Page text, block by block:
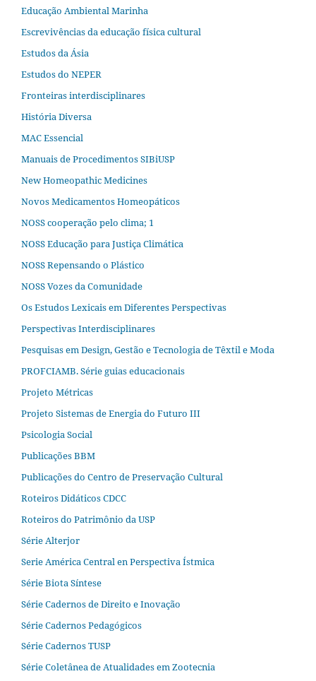
Educação Ambiental Marinha
Escrevivências da educação física cultural
Estudos da Ásia​
Estudos do NEPER
Fronteiras interdisciplinares
História Diversa
MAC Essencial
Manuais de Procedimentos SIBiUSP
New Homeopathic Medicines
Novos Medicamentos Homeopáticos
NOSS cooperação pelo clima; 1
NOSS Educação para Justiça Climática
NOSS Repensando o Plástico
NOSS Vozes da Comunidade
Os Estudos Lexicais em Diferentes Perspectivas
Perspectivas Interdisciplinares
Pesquisas em Design, Gestão e Tecnologia de Têxtil e Moda
PROFCIAMB. Série guias educacionais
Projeto Métricas
Projeto Sistemas de Energia do Futuro III
Psicologia Social
Publicações BBM
Publicações do Centro de Preservação Cultural
Roteiros Didáticos CDCC
Roteiros do Patrimônio da USP
Série Alterjor
Serie América Central en Perspectiva Ístmica
Série Biota Síntese
Série Cadernos de Direito e Inovação
Série Cadernos Pedagógicos
Série Cadernos TUSP
Série Coletânea de Atualidades em Zootecnia